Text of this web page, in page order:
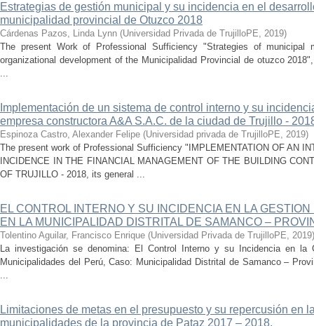
Estrategias de gestión municipal y su incidencia en el
municipalidad provincial de Otuzco 2018
Cárdenas Pazos, Linda Lynn (Universidad Privada de TrujilloPE, 2019)
The present Work of Professional Sufficiency "Strategies of municipal
organizational development of the Municipalidad Provincial de otuzco
...
Implementación de un sistema de control interno y su
empresa constructora A&A S.A.C. de la ciudad de Trujillo -
Espinoza Castro, Alexander Felipe (Universidad privada de TrujilloPE, 2019)
The present work of Professional Sufficiency "IMPLEMENTATION OF AN
INCIDENCE IN THE FINANCIAL MANAGEMENT OF THE BUILDING
OF TRUJILLO - 2018, its general ...
EL CONTROL INTERNO Y SU INCIDENCIA EN LA
EN LA MUNICIPALIDAD DISTRITAL DE SAMANCO –
Tolentino Aguilar, Francisco Enrique (Universidad Privada de TrujilloPE, 2019)
La investigación se denomina: El Control Interno y su Incidencia en la
Municipalidades del Perú, Caso: Municipalidad Distrital de Samanco –
...
Limitaciones de metas en el presupuesto y su repercusión en
municipalidades de la provincia de Pataz 2017 – 2018.